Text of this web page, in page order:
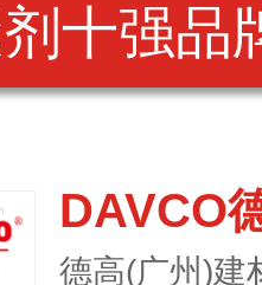
十强品
DAVCO
德高(广州)建